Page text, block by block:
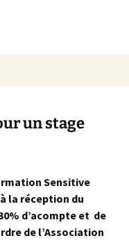
un stage
Sensitive
la réception du
d’acompte et de
de l’Association